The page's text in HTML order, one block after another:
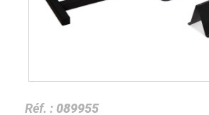
Réf. : 089955